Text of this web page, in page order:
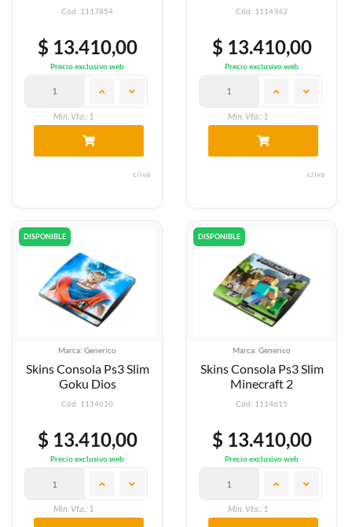
Cód: 1117854
$ 13.410,00
Precio exclusivo web
Min. Vta.: 1
c/iva
Cód: 1114342
$ 13.410,00
Precio exclusivo web
Min. Vta.: 1
c/iva
DISPONIBLE
Marca: Generico
Skins Consola Ps3 Slim
Goku Dios
Cód: 1114610
$ 13.410,00
Precio exclusivo web
Min. Vta.: 1
DISPONIBLE
Marca: Generico
Skins Consola Ps3 Slim
Minecraft 2
Cód: 1114615
$ 13.410,00
Precio exclusivo web
Min. Vta.: 1